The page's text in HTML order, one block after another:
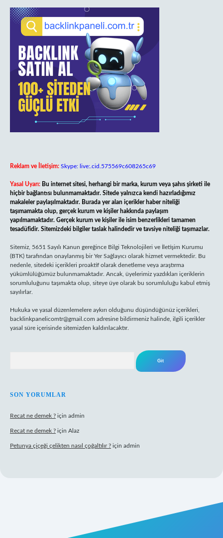
Reklam ve İletişim: Skype: live:.cid.575569c608265c69
Yasal Uyarı: Bu internet sitesi, herhangi bir marka, kurum veya şahıs şirketi ile
hiçbir bağlantısı bulunmamaktadır. Sitede yalnızca kendi hazırladığımız
makaleler paylaşılmaktadır. Burada yer alan içerikler haber niteliği
taşımamakta olup, gerçek kurum ve kişiler hakkında paylaşım
yapılmamaktadır. Gerçek kurum ve kişiler ile isim benzerlikleri tamamen
tesadüfidir. Sitemizdeki bilgiler taslak halindedir ve tavsiye niteliği taşımazlar.
Sitemiz, 5651 Sayılı Kanun gereğince Bilgi Teknolojileri ve İletişim Kurumu
(BTK) tarafından onaylanmış bir Yer Sağlayıcı olarak hizmet vermektedir. Bu
nedenle, sitedeki içerikleri proaktif olarak denetleme veya araştırma
yükümlülüğümüz bulunmamaktadır. Ancak, üyelerimiz yazdıkları içeriklerin
sorumluluğunu taşımakta olup, siteye üye olarak bu sorumluluğu kabul etmiş
sayılırlar.
Hukuka ve yasal düzenlemelere aykırı olduğunu düşündüğünüz içerikleri,
backlinkpanelicomtr@gmail.com adresine bildirmeniz halinde, ilgili içerikler
yasal süre içerisinde sitemizden kaldırılacaktır.
SON YORUMLAR
Recat ne demek ? için admin
Recat ne demek ? için Alaz
Petunya çiçeği çelikten nasıl çoğaltılır ? için admin